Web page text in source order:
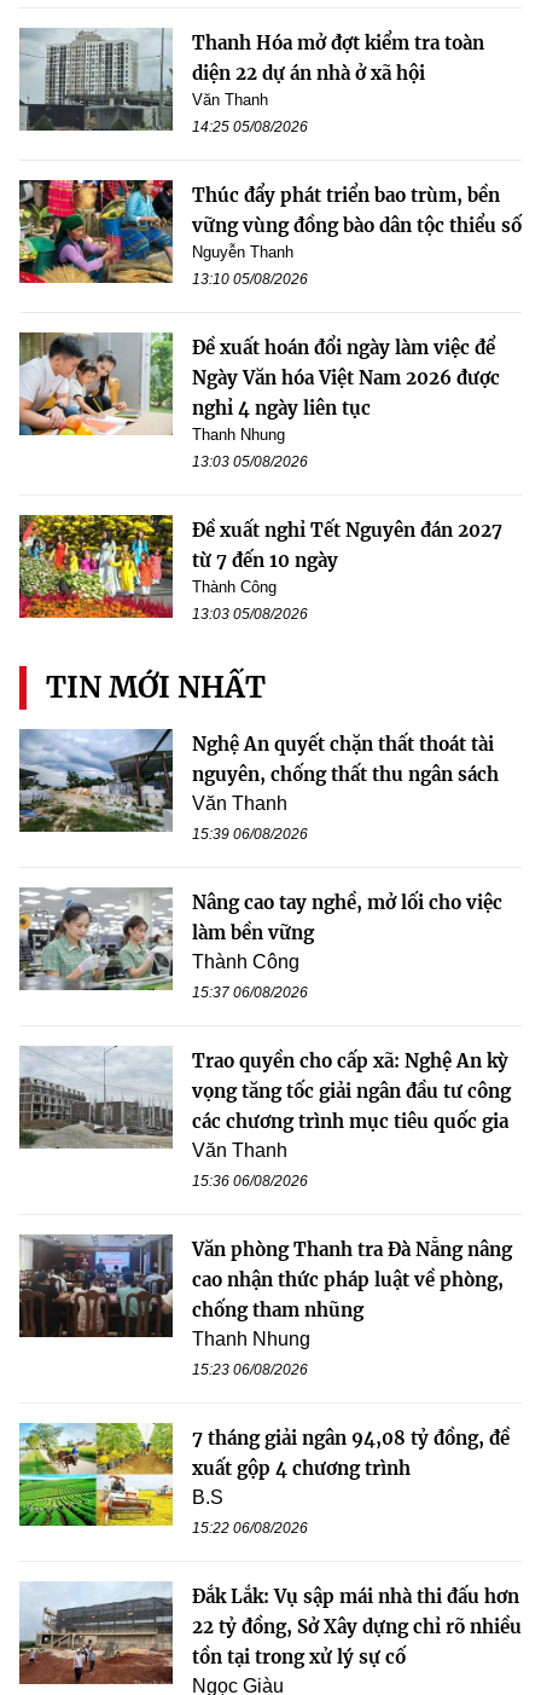
Thanh Hóa mở đợt kiểm tra toàn
diện 22 dự án nhà ở xã hội
Văn Thanh
14:25 05/08/2026
Thúc đẩy phát triển bao trùm, bền
vững vùng đồng bào dân tộc thiểu số
Nguyễn Thanh
13:10 05/08/2026
Đề xuất hoán đổi ngày làm việc để
Ngày Văn hóa Việt Nam 2026 được
nghỉ 4 ngày liên tục
Thanh Nhung
13:03 05/08/2026
Đề xuất nghỉ Tết Nguyên đán 2027
từ 7 đến 10 ngày
Thành Công
13:03 05/08/2026
TIN MỚI NHẤT
Nghệ An quyết chặn thất thoát tài
nguyên, chống thất thu ngân sách
Văn Thanh
15:39 06/08/2026
Nâng cao tay nghề, mở lối cho việc
làm bền vững
Thành Công
15:37 06/08/2026
Trao quyền cho cấp xã: Nghệ An kỳ
vọng tăng tốc giải ngân đầu tư công
các chương trình mục tiêu quốc gia
Văn Thanh
15:36 06/08/2026
Văn phòng Thanh tra Đà Nẵng nâng
cao nhận thức pháp luật về phòng,
chống tham nhũng
Thanh Nhung
15:23 06/08/2026
7 tháng giải ngân 94,08 tỷ đồng, đề
xuất gộp 4 chương trình
B.S
15:22 06/08/2026
Đắk Lắk: Vụ sập mái nhà thi đấu hơn
22 tỷ đồng, Sở Xây dựng chỉ rõ nhiều
tồn tại trong xử lý sự cố
Ngọc Giàu